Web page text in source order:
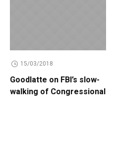
15/03/2018
Goodlatte on FBI’s slow-
walking of Congressional